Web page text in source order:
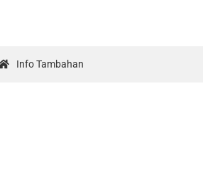
Info Tambahan